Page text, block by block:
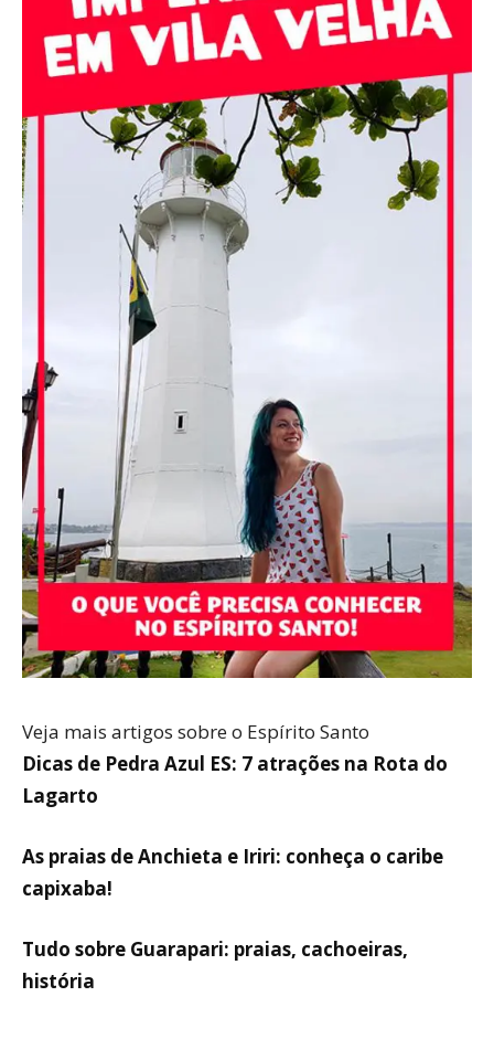
Veja mais artigos sobre o Espírito Santo
Dicas de Pedra Azul ES: 7 atrações na Rota do
Lagarto
As praias de Anchieta e Iriri: conheça o caribe
capixaba!
Tudo sobre Guarapari: praias, cachoeiras,
história